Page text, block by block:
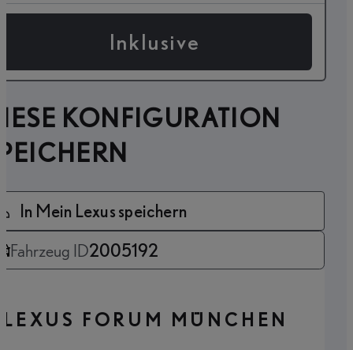
Inklusive
KONFIGURATION
In Mein Lexus speichern
Fahrzeug ID2005192
LEXUS FORUM MÜNCHEN